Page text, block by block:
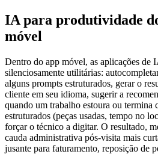
IA para produtividade
móvel
Dentro do app móvel, as aplicações de
silenciosamente utilitárias:
alguns prompts estruturados, gerar o
cliente em seu idioma, sugerir a
quando um trabalho estoura ou termina
estruturados (peças usadas, tempo no
forçar o técnico a digitar. O resultado,
cauda administrativa pós-visita mais
jusante para faturamento, reposição de